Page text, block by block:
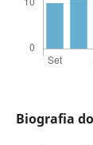
Biografia